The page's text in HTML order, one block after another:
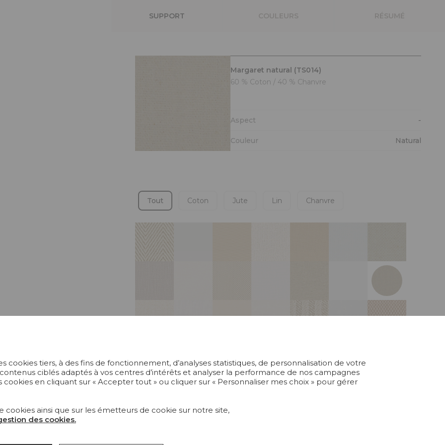
SUPPORT COULEURS RÉSUMÉ
Margaret natural (TS014)
60 % Coton / 40 % Chanvre
Aspect -
Couleur Natural
Tout Coton Jute Lin Chanvre
cookies tiers, à des fins de fonctionnement, d’analyses statistiques, de personnalisation de votre
ciblés adaptés à vos centres d’intérêts et analyser la performance de nos campagnes
en cliquant sur « Accepter tout » ou cliquer sur « Personnaliser mes choix » pour gérer
cookies ainsi que sur les émetteurs de cookie sur notre site,
des cookies.